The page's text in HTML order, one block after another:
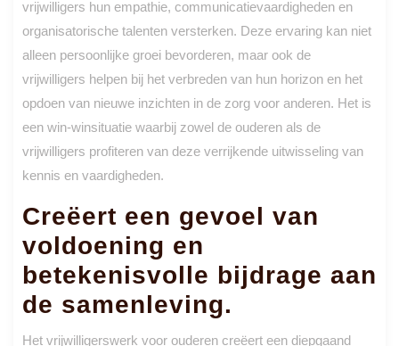
vrijwilligers hun empathie, communicatievaardigheden en
organisatorische talenten versterken. Deze ervaring kan niet
alleen persoonlijke groei bevorderen, maar ook de
vrijwilligers helpen bij het verbreden van hun horizon en het
opdoen van nieuwe inzichten in de zorg voor anderen. Het is
een win-winsituatie waarbij zowel de ouderen als de
vrijwilligers profiteren van deze verrijkende uitwisseling van
kennis en vaardigheden.
Creëert een gevoel van
voldoening en
betekenisvolle bijdrage aan
de samenleving.
Het vrijwilligerswerk voor ouderen creëert een diepgaand